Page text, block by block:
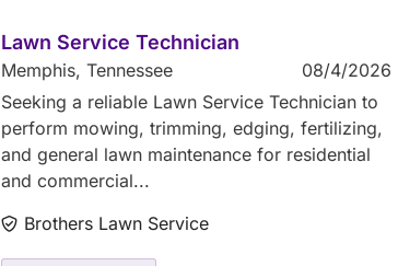
Lawn Service Technician
Memphis, Tennessee
08/4/2026
Seeking a reliable Lawn Service Technician to
perform mowing, trimming, edging, fertilizing,
and general lawn maintenance for residential
and commercial...
Brothers Lawn Service